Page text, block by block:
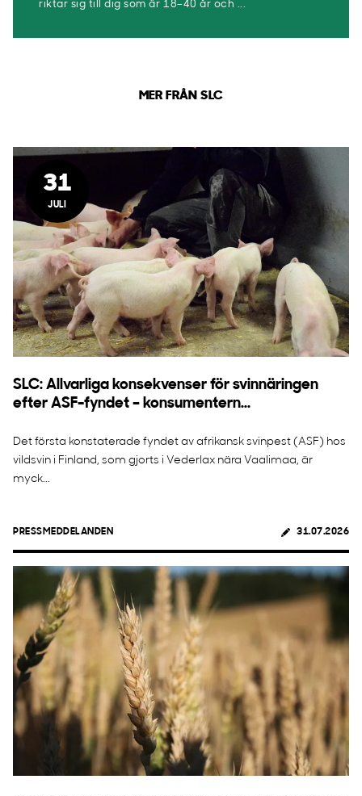
riktar sig till dig som är 18–40 år och ...
MER FRÅN SLC
31
JULI
SLC: Allvarliga konsekvenser för svinnäringen
efter ASF-fyndet – konsumentern...
Det första konstaterade fyndet av afrikansk svinpest (ASF) hos
vildsvin i Finland, som gjorts i Vederlax nära Vaalimaa, är
myck...
PRESSMEDDELANDEN 31.07.2026